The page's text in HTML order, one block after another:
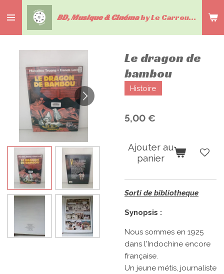
au
contenu
BD, Musique & Cinémaby Le Carrousel du livre
Le dragon de
bambou
Histoire
5,00 €
Ajouter au
panier
Sorti de bibliotheque
Synopsis :
Nous sommes en 1925
dans l'Indochine encore
française.
Un jeune métis, journaliste